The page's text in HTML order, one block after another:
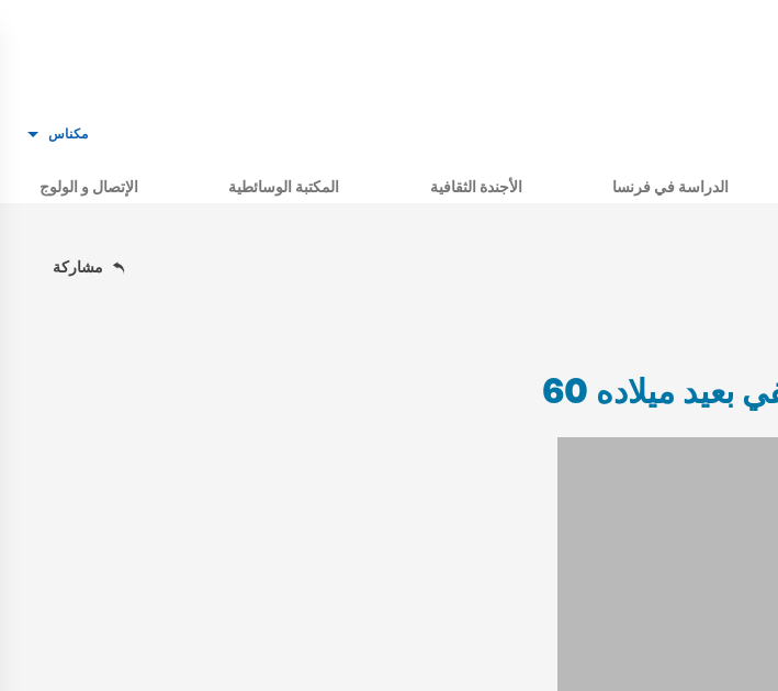
مكناس
الدراسة في فرنسا الأجندة الثقافية المكتبة الوسائطية الإتصال و الولوج
مشاركة